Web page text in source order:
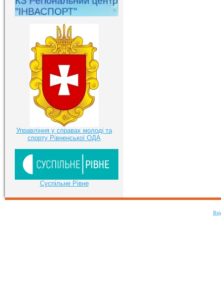
Управління у справах молоді та
спорту Рівненської ОДА
Суспільне Рівне